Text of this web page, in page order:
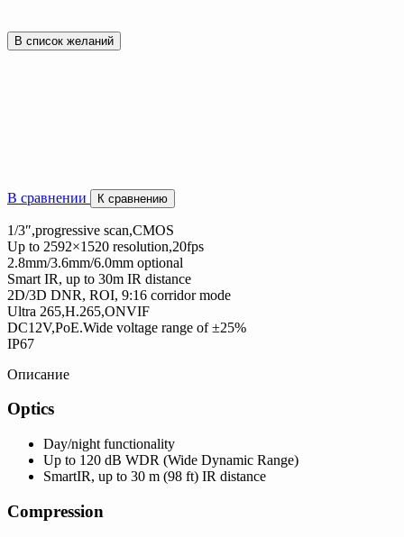
В список желаний
В сравнении К сравнению
1/3″,progressive scan,CMOS
Up to 2592×1520 resolution,20fps
2.8mm/3.6mm/6.0mm optional
Smart IR, up to 30m IR distance
2D/3D DNR, ROI, 9:16 corridor mode
Ultra 265,H.265,ONVIF
DC12V,PoE.Wide voltage range of ±25%
IP67
Описание
Optics
Day/night functionality
Up to 120 dB WDR (Wide Dynamic Range)
SmartIR, up to 30 m (98 ft) IR distance
Compression